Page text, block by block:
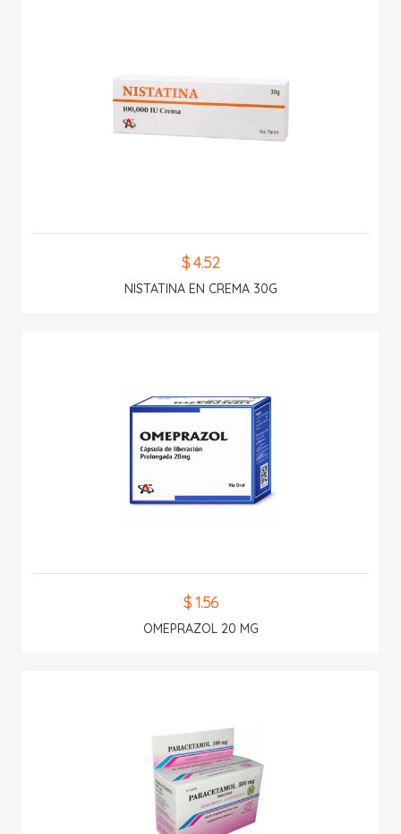
$ 4.52
NISTATINA EN CREMA 30G
$ 1.56
OMEPRAZOL 20 MG